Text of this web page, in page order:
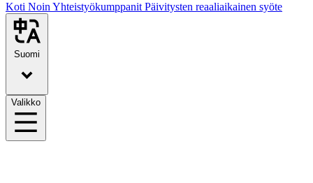
Koti Noin Yhteistyökumppanit Päivitysten reaaliaikainen syöte
Suomi
Valikko